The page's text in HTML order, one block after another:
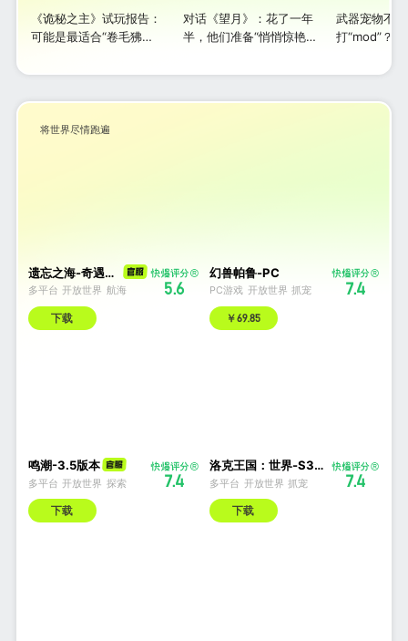
《诡秘之主》试玩报告：
可能是最适合“卷毛狒
对话《望月》：花了一年
半，他们准备“悄悄惊艳所
武器宠物不
打“mod”？
将世界尽情跑遍
遗忘之海-奇遇海洋开放世界
多平台 开放世界 航海 5.6
下载
幻兽帕鲁-PC
PC游戏 开放世界 抓宠 7.4
￥69.85
鸣潮-3.5版本
多平台 开放世界 探索 7.4
下载
洛克王国：世界-S3赛季
多平台 开放世界 抓宠 7.4
下载